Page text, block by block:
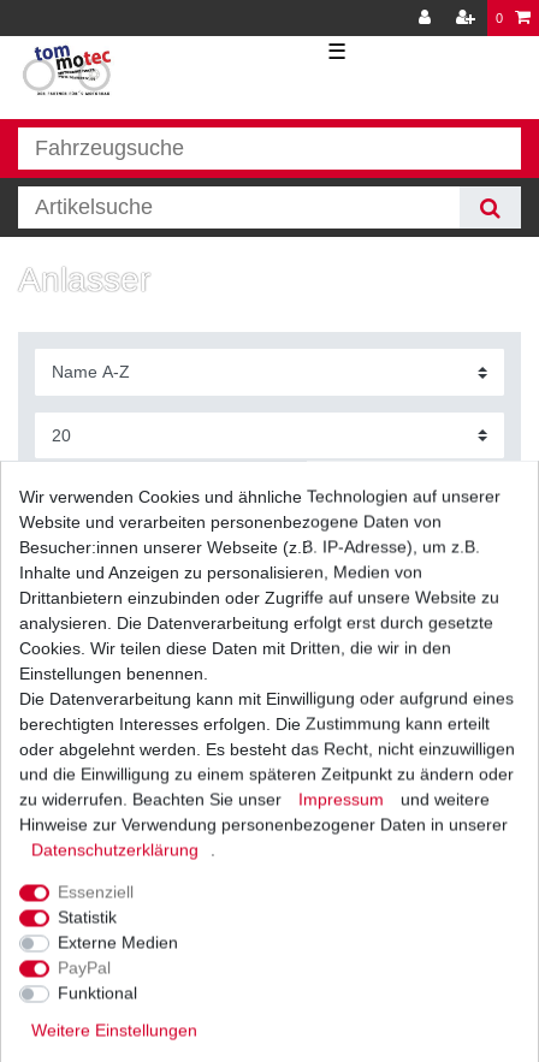
0
☰
Anlasser
Anlasser Motor Yamaha XT 660 R / X / Z Tenere
DM01 DM02 2004-2013 NEU
UVP 107,30 € 87,59 € *
1 Stück
Anlasser Motor Yamaha XT 660 Tenere DM01
DM02 2004-2013 gebraucht
60,00 € *
Wir verwenden Cookies und ähnliche Technologien auf unserer
Website und verarbeiten personenbezogene Daten von
Besucher:innen unserer Webseite (z.B. IP-Adresse), um z.B.
Inhalte und Anzeigen zu personalisieren, Medien von
Drittanbietern einzubinden oder Zugriffe auf unsere Website zu
analysieren. Die Datenverarbeitung erfolgt erst durch gesetzte
Cookies. Wir teilen diese Daten mit Dritten, die wir in den
Einstellungen benennen.
Die Datenverarbeitung kann mit Einwilligung oder aufgrund eines
berechtigten Interesses erfolgen. Die Zustimmung kann erteilt
oder abgelehnt werden. Es besteht das Recht, nicht einzuwilligen
und die Einwilligung zu einem späteren Zeitpunkt zu ändern oder
zu widerrufen. Beachten Sie unser
Impressum
und weitere
Hinweise zur Verwendung personenbezogener Daten in unserer
Daten­schutz­erklärung
.
Essenziell
Statistik
Externe Medien
PayPal
Funktional
Weitere Einstellungen